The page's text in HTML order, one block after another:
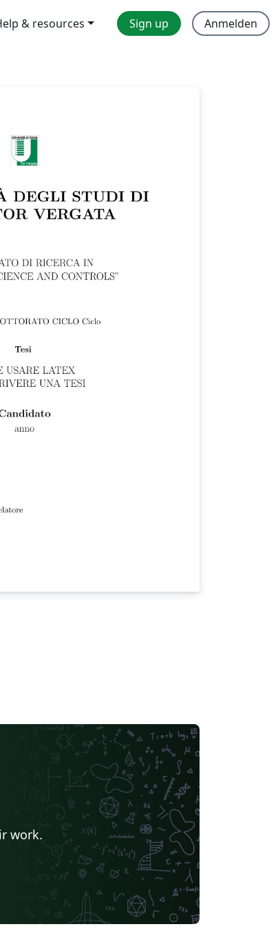
& resources Sign up Anmelden
work.